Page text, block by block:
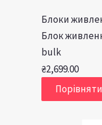
Блоки
Блок
bulk
₴2,699.00
Порівняти